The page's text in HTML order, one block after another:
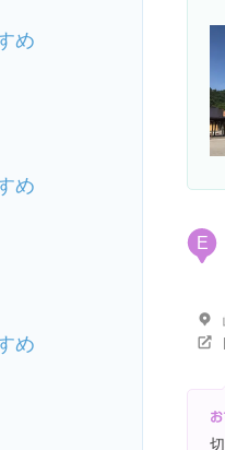
め
め
め
E